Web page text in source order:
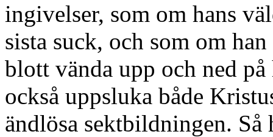
ingivelser, som om hans
sista suck, och som om
blott vända upp och ned
också uppsluka både
ändlösa sektbildningen.